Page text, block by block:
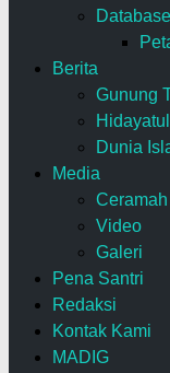
Database
Berita
Gunung
Dunia
Media
Video
Galeri
Pena Santri
Redaksi
Kontak Kami
MADIG